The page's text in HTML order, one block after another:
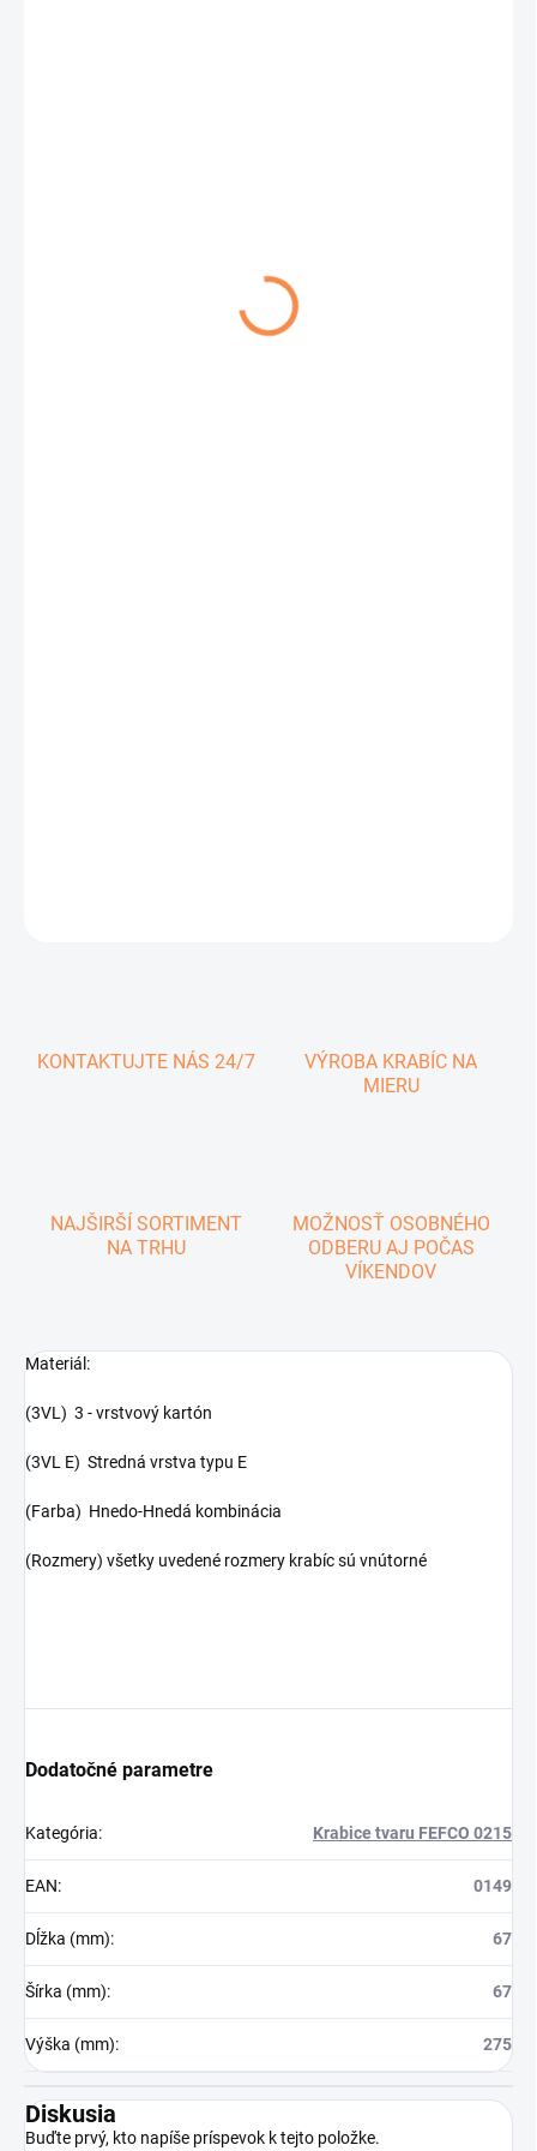
KONTAKTUJTE NÁS 24/7
VÝROBA KRABÍC NA
MIERU
NAJŠIRŠÍ SORTIMENT
NA TRHU
MOŽNOSŤ OSOBNÉHO
ODBERU AJ POČAS
VÍKENDOV
Materiál:
(3VL) 3 - vrstvový kartón
(3VL E) Stredná vrstva typu E
(Farba) Hnedo-Hnedá kombinácia
(Rozmery) všetky uvedené rozmery krabíc sú vnútorné
Dodatočné parametre
Kategória: Krabice tvaru FEFCO 0215
EAN: 0149
Dĺžka (mm): 67
Šírka (mm): 67
Výška (mm): 275
Diskusia
Buďte prvý, kto napíše príspevok k tejto položke.